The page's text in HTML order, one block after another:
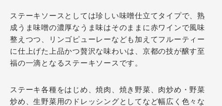
ステーキソースとしては珍しい味噌仕立てタイプで、熟
成うま味噌の濃厚なうま味はそのままに赤ワインで風味
整えつつ、リンゴピューレーなども加えてフルーティー
に仕上げた上品かつ贅沢な味わいは、京都の技が醸す至
福の一滴となるステーキソースです。
ステーキ各種をはじめ、焼肉、焼き野菜、肉炒め・野菜
炒め、生野菜用のドレッシングとしてなど幅広く色々な